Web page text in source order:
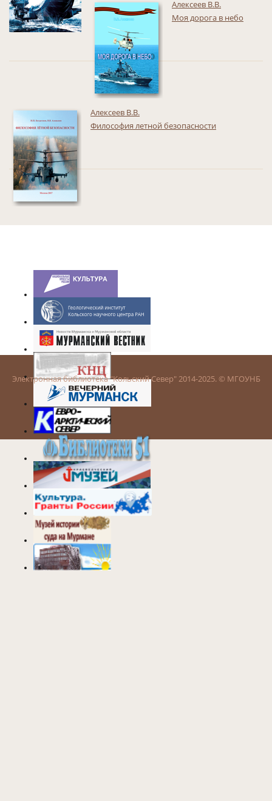
Алексеев В.В.
Моя дорога в небо
Алексеев В.В.
Философия летной безопасности
Электронная библиотека "Кольский Север" 2014-2025. © МГОУНБ